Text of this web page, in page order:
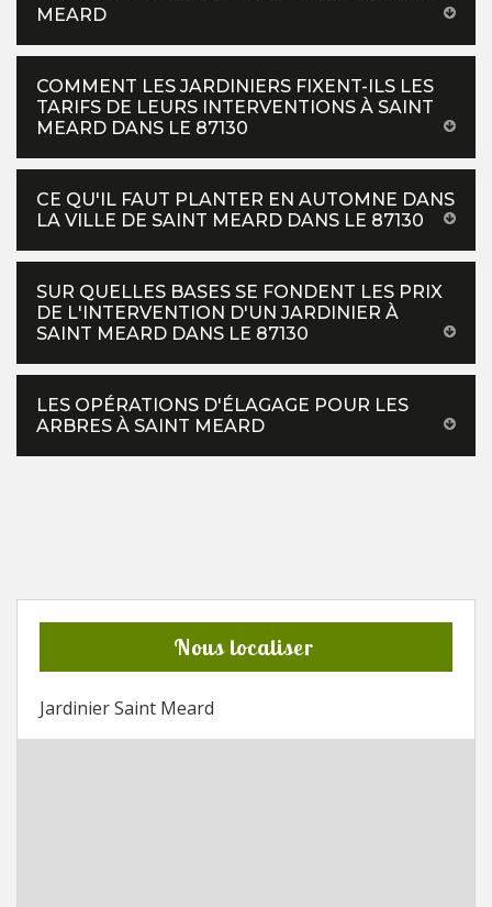
MEARD
COMMENT LES JARDINIERS FIXENT-ILS LES
TARIFS DE LEURS INTERVENTIONS À SAINT
MEARD DANS LE 87130
CE QU'IL FAUT PLANTER EN AUTOMNE DANS
LA VILLE DE SAINT MEARD DANS LE 87130
SUR QUELLES BASES SE FONDENT LES PRIX
DE L'INTERVENTION D'UN JARDINIER À
SAINT MEARD DANS LE 87130
LES OPÉRATIONS D'ÉLAGAGE POUR LES
ARBRES À SAINT MEARD
Nous localiser
Jardinier Saint Meard